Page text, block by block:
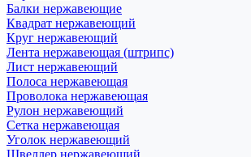
Балки нержавеющие
Квадрат нержавеющий
Круг нержавеющий
Лента нержавеющая (штрипс)
Лист нержавеющий
Полоса нержавеющая
Проволока нержавеющая
Рулон нержавеющий
Сетка нержавеющая
Уголок нержавеющий
Швеллер нержавеющий